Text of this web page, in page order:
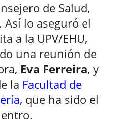
de Salud,
. Así lo aseguró el
a la UPV/EHU,
una reunión de
Eva Ferreira, y
la Facultad de
, que ha sido el